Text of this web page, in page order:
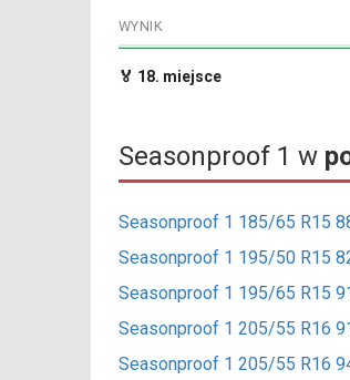
WYNIK
🏅 18. miejsce
Seasonproof 1 w
Seasonproof 1 185/65 R15
Seasonproof 1 195/50 R15
Seasonproof 1 195/65 R15
Seasonproof 1 205/55 R16
Seasonproof 1 205/55 R16